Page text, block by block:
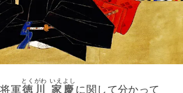
軍徳川
とくがわ
家慶
いえよし
に関して分かって